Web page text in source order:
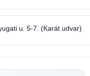
u. 5-7. (Karát udvar)